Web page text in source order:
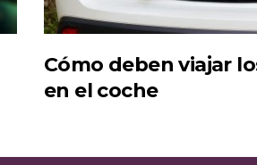
Cómo deben viajar
en el coche